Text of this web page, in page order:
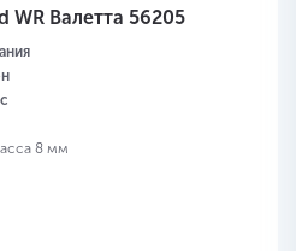
WR Валетта 56205
8 мм